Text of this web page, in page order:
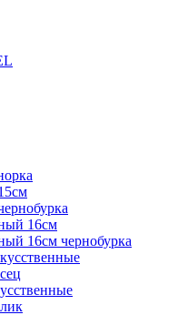
16см
16см чернобурка